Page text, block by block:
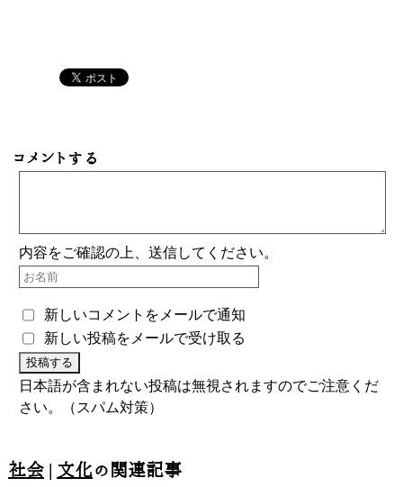
コメントする
内容をご確認の上、送信してください。
新しいコメントをメールで通知
新しい投稿をメールで受け取る
日本語が含まれない投稿は無視されますのでご注意くだ
さい。（スパム対策）
社会| 文化の関連記事